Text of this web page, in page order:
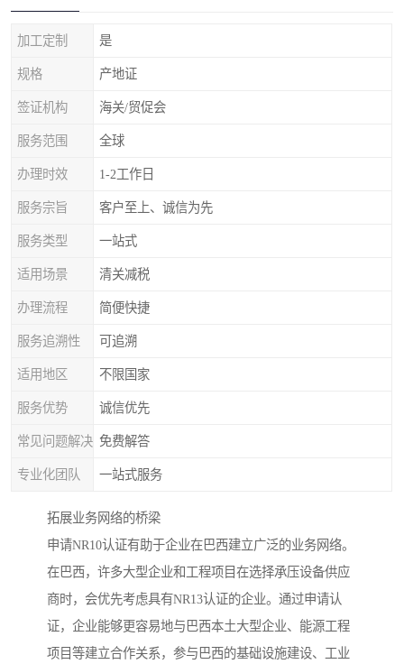
加工定制 是
规格 产地证
签证机构 海关/贸促会
服务范围 全球
办理时效 1-2工作日
服务宗旨 客户至上、诚信为先
服务类型 一站式
适用场景 清关减税
办理流程 简便快捷
服务追溯性 可追溯
适用地区 不限国家
服务优势 诚信优先
常见问题解决 免费解答
专业化团队 一站式服务
拓展业务网络的桥梁
申请NR10认证有助于企业在巴西建立广泛的业务网络。
在巴西，许多大型企业和工程项目在选择承压设备供应
商时，会优先考虑具有NR13认证的企业。通过申请认
证，企业能够更容易地与巴西本土大型企业、能源工程
项目等建立合作关系，参与巴西的基础设施建设、工业